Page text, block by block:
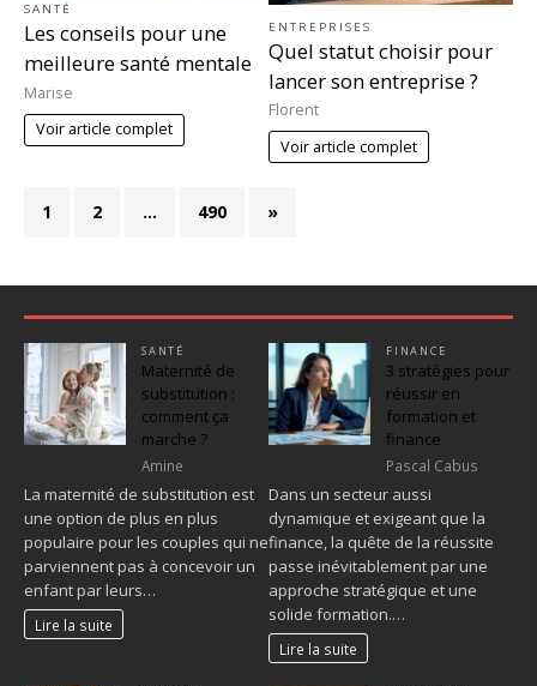
SANTÉ
Les conseils pour une
meilleure santé mentale
Marise
Voir article complet
ENTREPRISES
Quel statut choisir pour
lancer son entreprise ?
Florent
Voir article complet
1 2 … 490 »
SANTÉ
Maternité de
substitution :
comment ça
marche ?
Amine
La maternité de substitution est
une option de plus en plus
populaire pour les couples qui ne
parviennent pas à concevoir un
enfant par leurs…
Lire la suite
FINANCE
3 stratégies pour
réussir en
formation et
finance
Pascal Cabus
Dans un secteur aussi
dynamique et exigeant que la
finance, la quête de la réussite
passe inévitablement par une
approche stratégique et une
solide formation.…
Lire la suite